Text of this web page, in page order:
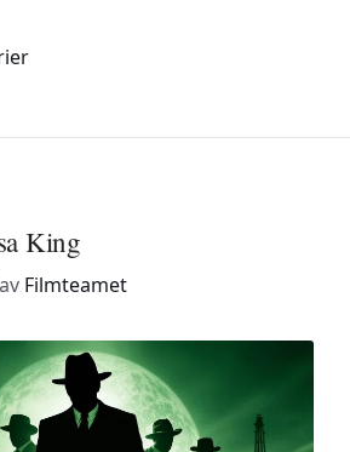
King
av Filmteamet